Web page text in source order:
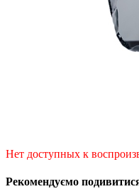
Нет доступных к
Рекомендуємо